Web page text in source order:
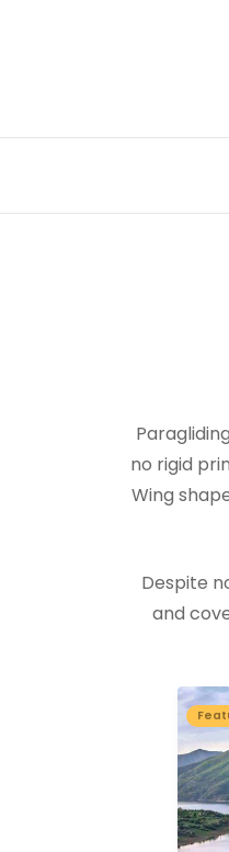
no rigid
Wing
Despite
and